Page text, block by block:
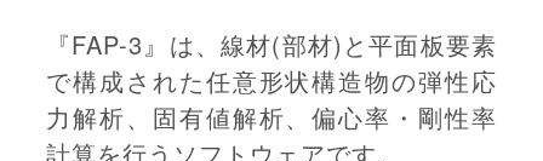
『FAP-3』は、線材(部材)と平面板要素
で構成された任意形状構造物の弾性応
力解析、固有値解析、偏心率・剛性率
計算を行うソフトウェアです。